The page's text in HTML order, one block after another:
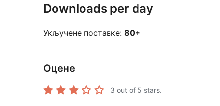
Downloads per day
Укључене поставке: 80+
Оцене
3 out of 5 stars.